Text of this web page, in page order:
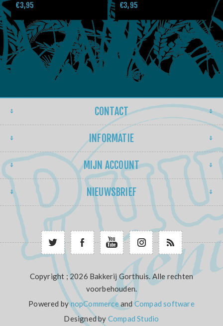
€3,95 €3,95
CONTACT
INFORMATIE
MIJN ACCOUNT
NIEUWSBRIEF
Copyright ; 2026 Bakkerij Gorthuis. Alle rechten
voorbehouden.
Powered bynopCommerceandCompad software
Designed by Compad Studio